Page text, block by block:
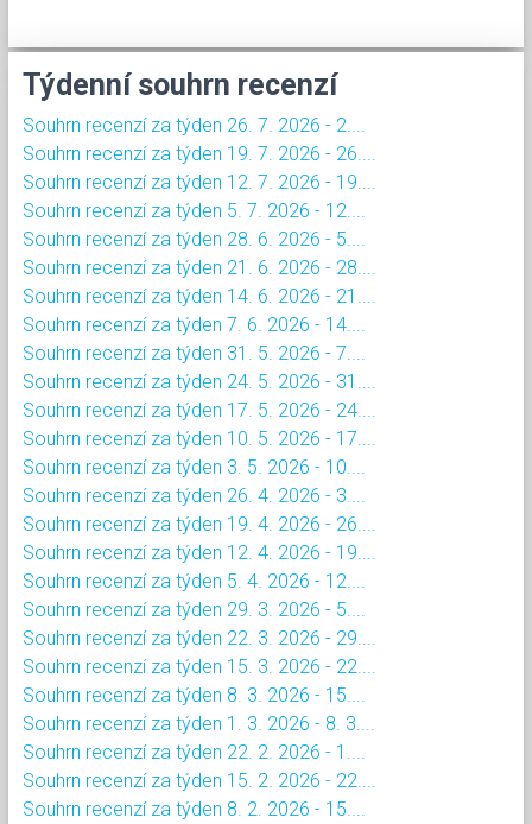
Týdenní souhrn recenzí
Souhrn recenzí za týden 26. 7. 2026 - 2....
Souhrn recenzí za týden 19. 7. 2026 - 26....
Souhrn recenzí za týden 12. 7. 2026 - 19....
Souhrn recenzí za týden 5. 7. 2026 - 12....
Souhrn recenzí za týden 28. 6. 2026 - 5....
Souhrn recenzí za týden 21. 6. 2026 - 28....
Souhrn recenzí za týden 14. 6. 2026 - 21....
Souhrn recenzí za týden 7. 6. 2026 - 14....
Souhrn recenzí za týden 31. 5. 2026 - 7....
Souhrn recenzí za týden 24. 5. 2026 - 31....
Souhrn recenzí za týden 17. 5. 2026 - 24....
Souhrn recenzí za týden 10. 5. 2026 - 17....
Souhrn recenzí za týden 3. 5. 2026 - 10....
Souhrn recenzí za týden 26. 4. 2026 - 3....
Souhrn recenzí za týden 19. 4. 2026 - 26....
Souhrn recenzí za týden 12. 4. 2026 - 19....
Souhrn recenzí za týden 5. 4. 2026 - 12....
Souhrn recenzí za týden 29. 3. 2026 - 5....
Souhrn recenzí za týden 22. 3. 2026 - 29....
Souhrn recenzí za týden 15. 3. 2026 - 22....
Souhrn recenzí za týden 8. 3. 2026 - 15....
Souhrn recenzí za týden 1. 3. 2026 - 8. 3....
Souhrn recenzí za týden 22. 2. 2026 - 1....
Souhrn recenzí za týden 15. 2. 2026 - 22....
Souhrn recenzí za týden 8. 2. 2026 - 15....